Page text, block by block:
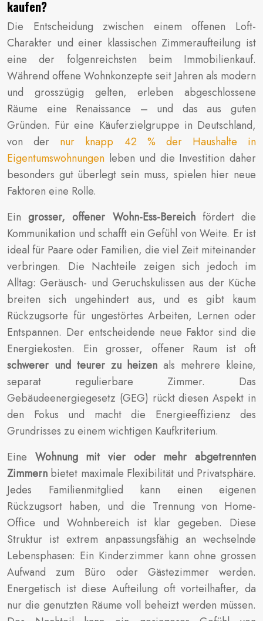
kaufen?
Die Entscheidung zwischen einem offenen Loft-
Charakter und einer klassischen Zimmeraufteilung ist
eine der folgenreichsten beim Immobilienkauf.
Während offene Wohnkonzepte seit Jahren als modern
und grosszügig gelten, erleben abgeschlossene
Räume eine Renaissance – und das aus guten
Gründen. Für eine Käuferzielgruppe in Deutschland,
von der nur knapp 42 % der Haushalte in
Eigentumswohnungen leben und die Investition daher
besonders gut überlegt sein muss, spielen hier neue
Faktoren eine Rolle.
Eingrosser, offener Wohn-Ess-Bereichfördert die
Kommunikation und schafft ein Gefühl von Weite. Er ist
ideal für Paare oder Familien, die viel Zeit miteinander
verbringen. Die Nachteile zeigen sich jedoch im
Alltag: Geräusch- und Geruchskulissen aus der Küche
breiten sich ungehindert aus, und es gibt kaum
Rückzugsorte für ungestörtes Arbeiten, Lernen oder
Entspannen. Der entscheidende neue Faktor sind die
Energiekosten. Ein grosser, offener Raum ist oft
schwerer und teurer zu heizen als mehrere kleine,
separat regulierbare Zimmer. Das
Gebäudeenergiegesetz (GEG) rückt diesen Aspekt in
den Fokus und macht die Energieeffizienz des
Grundrisses zu einem wichtigen Kaufkriterium.
Eine Wohnung mit vier oder mehr abgetrennten
Zimmern bietet maximale Flexibilität und Privatsphäre.
Jedes Familienmitglied kann einen eigenen
Rückzugsort haben, und die Trennung von Home-
Office und Wohnbereich ist klar gegeben. Diese
Struktur ist extrem anpassungsfähig an wechselnde
Lebensphasen: Ein Kinderzimmer kann ohne grossen
Aufwand zum Büro oder Gästezimmer werden.
Energetisch ist diese Aufteilung oft vorteilhafter, da
nur die genutzten Räume voll beheizt werden müssen.